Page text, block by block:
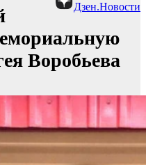
Дзен.Новости
Воробьева